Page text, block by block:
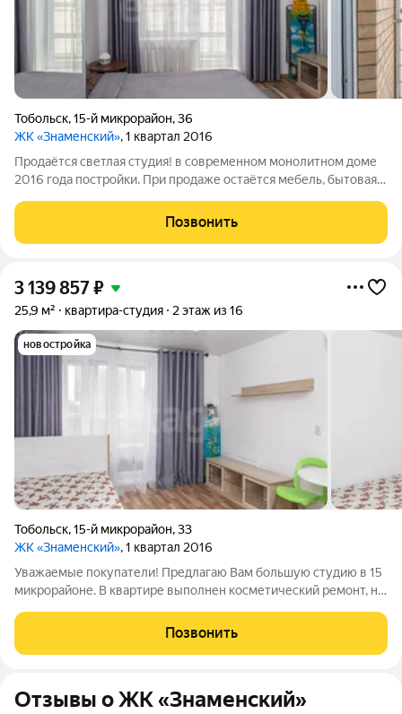
Тобольск,15-й микрорайон,36
ЖК «Знаменский», 1 квартал 2016
Продаётся светлая студия! в современном монолитном доме
2016 года постройки. При продаже остаётся мебель, бытовая
сразу после сделки без дополнительных вложений. В
квартире выполнен аккуратный
Позвонить
3 139 857₽
25,9 м² квартира-студия 2 этаж из 16
новостройка
Тобольск,15-й микрорайон,33
ЖК «Знаменский», 1 квартал 2016
Уважаемые покупатели! Предлагаю Вам большую студию в 15
микрорайоне. В квартире выполнен косметический ремонт, на
совмещенный, выложен кафельной плиткой. Балкон большой,
застеклен. Окна выходят во
Позвонить
Отзывы о ЖК «Знаменский»